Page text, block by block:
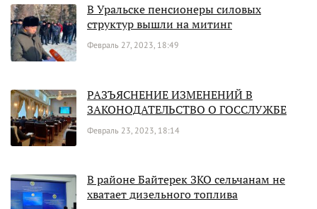
В Уральске пенсионеры силовых
структур вышли на митинг
Февраль 27, 2023, 18:49
РАЗЪЯСНЕНИЕ ИЗМЕНЕНИЙ В
ЗАКОНОДАТЕЛЬСТВО О ГОССЛУЖБЕ
Февраль 23, 2023, 18:14
В районе Байтерек ЗКО сельчанам не
хватает дизельного топлива